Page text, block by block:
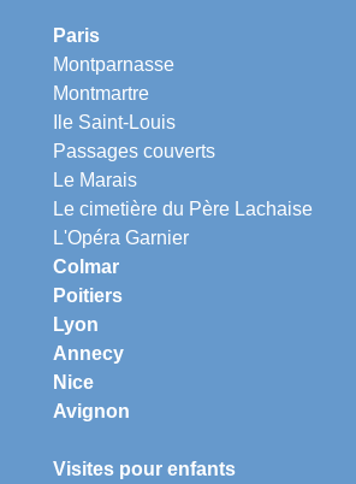
Paris
Montparnasse
Montmartre
Ile Saint-Louis
Passages couverts
Le Marais
Le cimetière du Père Lachaise
L'Opéra Garnier
Colmar
Poitiers
Lyon
Annecy
Nice
Avignon
Visites pour enfants